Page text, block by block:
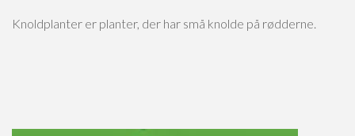
Knoldplanter er planter, der har små knolde på rødderne.